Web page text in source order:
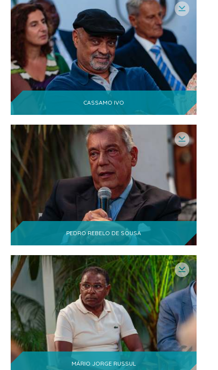
CASSAMO IVO
PEDRO REBELO DE SOUSA
MÁRIO JORGE RUSSUL